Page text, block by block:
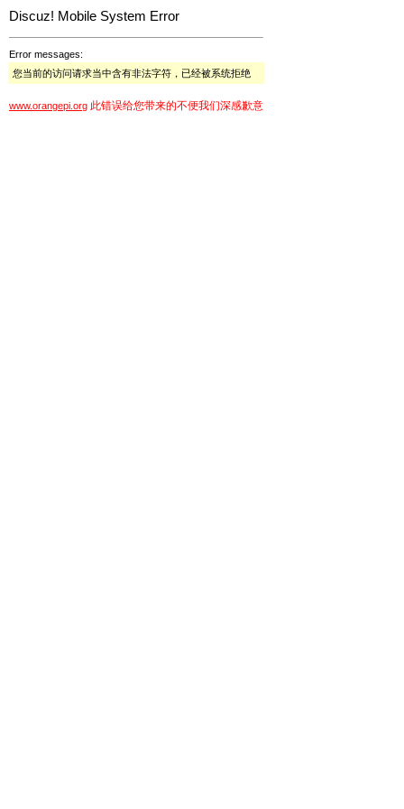
Discuz! Mobile System Error
Error messages:
您当前的访问请求当中含有非法字符，已经被系统拒绝
www.orangepi.org 此错误给您带来的不便我们深感歉意